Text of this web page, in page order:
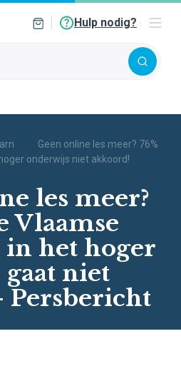
Hulp nodig?
Geen online les meer? 76%
onderwijs niet akkoord!
les meer?
Vlaamse
in het hoger
niet
Persbericht